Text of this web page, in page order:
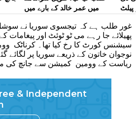
میں عمر خالد کے بارے میں
پیلٹ
تھی
غور طلب ہے کہ تیجسوی سوریا نے سوشل
پھیلائے جا رہے می ٹو ٹوئٹ اور پیغامات
سیشنس کورٹ کا رخ کیا تھا۔ کرناٹک
نوجوان خاتون کے ذریعے سوریا پر لگائے
ریاست کے وومین کمیشن سے جانچ کی
& Independent